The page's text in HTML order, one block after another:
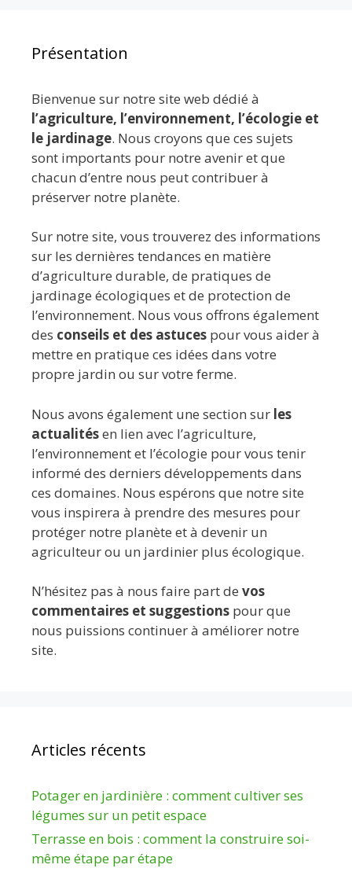
Présentation
Bienvenue sur notre site web dédié à
l’agriculture, l’environnement, l’écologie et
le jardinage. Nous croyons que ces sujets
sont importants pour notre avenir et que
chacun d’entre nous peut contribuer à
préserver notre planète.
Sur notre site, vous trouverez des informations
sur les dernières tendances en matière
d’agriculture durable, de pratiques de
jardinage écologiques et de protection de
l’environnement. Nous vous offrons également
des conseils et des astuces pour vous aider à
mettre en pratique ces idées dans votre
propre jardin ou sur votre ferme.
Nous avons également une section sur les
actualitésen lien avec l’agriculture,
l’environnement et l’écologie pour vous tenir
informé des derniers développements dans
ces domaines. Nous espérons que notre site
vous inspirera à prendre des mesures pour
protéger notre planète et à devenir un
agriculteur ou un jardinier plus écologique.
N’hésitez pas à nous faire part de vos
commentaires et suggestions pour que
nous puissions continuer à améliorer notre
site.
Articles récents
Potager en jardinière : comment cultiver ses
légumes sur un petit espace
Terrasse en bois : comment la construire soi-
même étape par étape